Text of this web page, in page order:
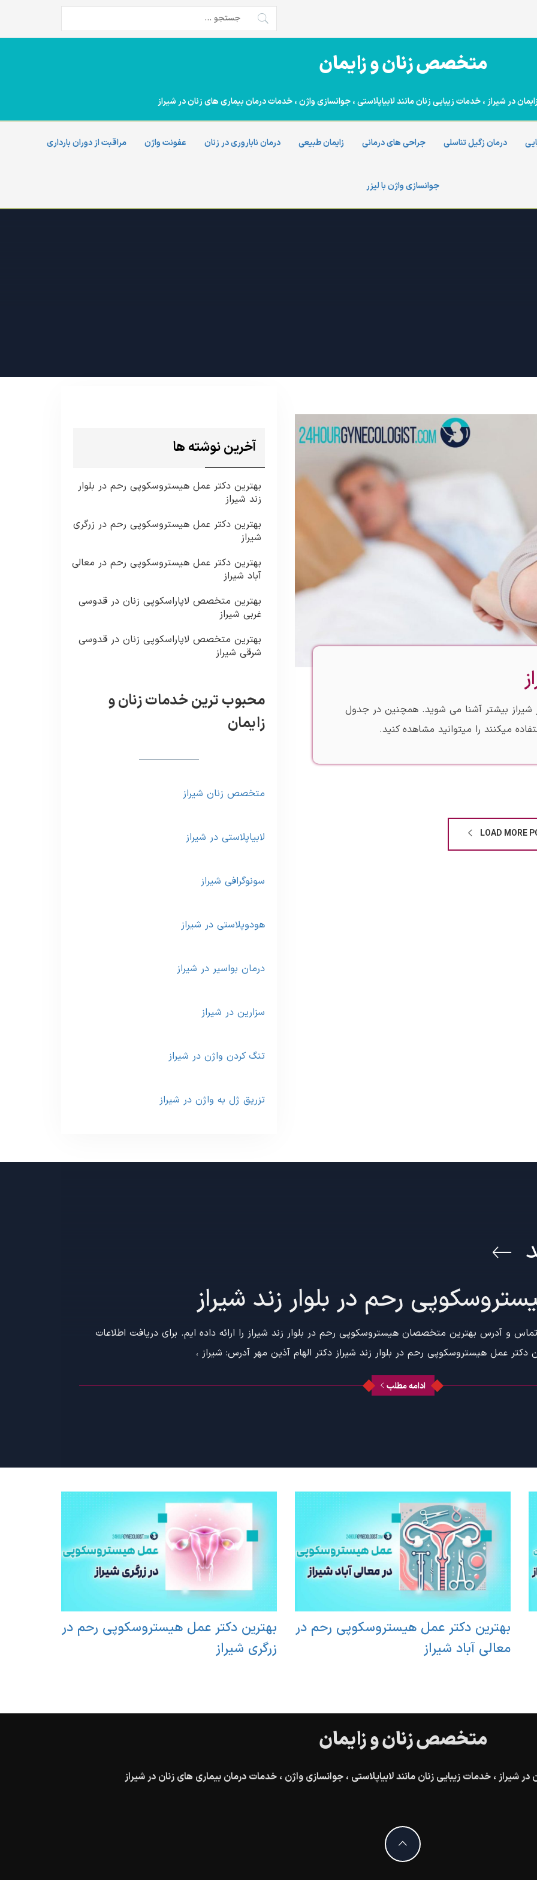
جستجو
برای:
متخصص زنان و زایمان
در شیراز ، خدمات زیبایی زنان مانند لابیاپلاستی ، جوانسازی واژن ، خدمات درمان بیماری های زنان در شیراز
درمان زگیل تناسلی جراحی های درمانی زایمان طبیعی درمان ناباروری در زنان عفونت واژن مراقبت از دوران بارداری
جوانسازی واژن با لیزر
شیراز بیشتر آشنا می شوید. همچنین در جدول
میکنند را میتوانید مشاهده کنید.
آخرین نوشته ها
بهترین دکتر عمل هیستروسکوپی رحم در بلوار
زند شیراز
بهترین دکتر عمل هیستروسکوپی رحم در زرگری
شیراز
بهترین دکتر عمل هیستروسکوپی رحم در معالی
آباد شیراز
بهترین متخصص لاپاراسکوپی زنان در قدوسی
غربی شیراز
بهترین متخصص لاپاراسکوپی زنان در قدوسی
شرقی شیراز
محبوب ترین خدمات زنان و
زایمان
متخصص زنان شیراز
لابیاپلاستی در شیراز
سونوگرافی شیراز
هودوپلاستی در شیراز
درمان بواسیر در شیراز
سزارین در شیراز
تنگ کردن واژن در شیراز
تزریق ژل به واژن در شیراز
رحم در بلوار زند شیراز
و آدرس بهترین متخصصان هیستروسکوپی رحم در بلوار زند شیراز را ارائه داده ایم. برای دریافت اطلاعات
دکتر عمل هیستروسکوپی رحم در بلوار زند شیراز دکتر الهام آذین مهر آدرس: شیراز ،
ادامه مطلب
بهترین دکتر عمل هیستروسکوپی رحم در
زرگری شیراز
بهترین دکتر عمل هیستروسکوپی رحم در
معالی آباد شیراز
متخصص زنان و زایمان
، خدمات زیبایی زنان مانند لابیاپلاستی ، جوانسازی واژن ، خدمات درمان بیماری های زنان در شیراز